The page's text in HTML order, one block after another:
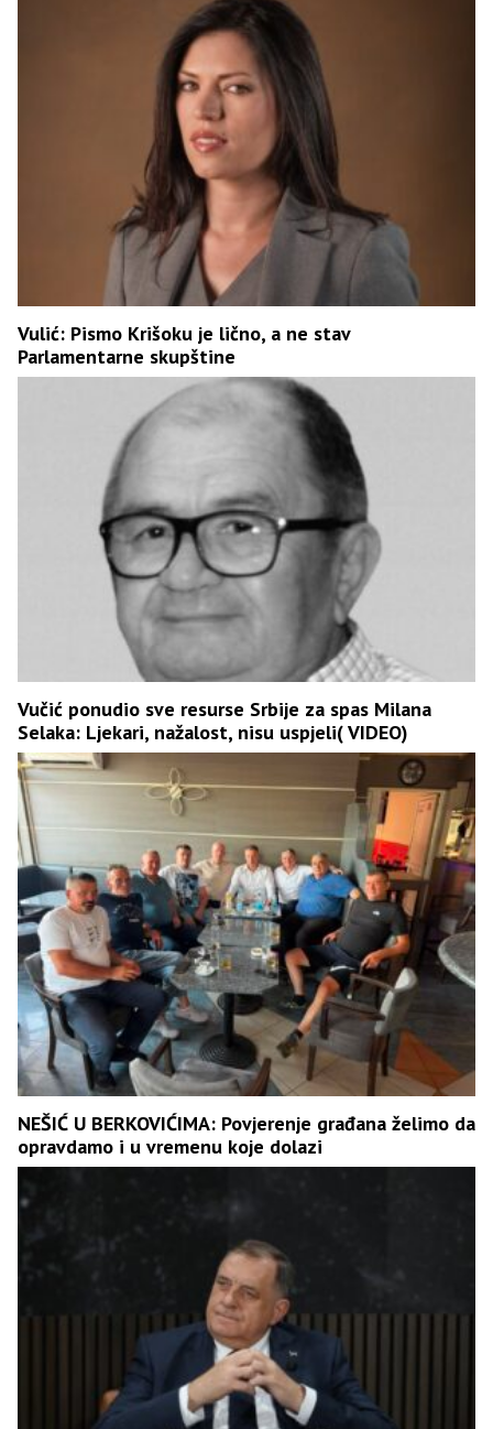
Vulić: Pismo Krišoku je lično, a ne stav
Parlamentarne skupštine
Vučić ponudio sve resurse Srbije za spas Milana
Selaka: Ljekari, nažalost, nisu uspjeli( VIDEO)
NEŠIĆ U BERKOVIĆIMA: Povjerenje građana želimo da
opravdamo i u vremenu koje dolazi